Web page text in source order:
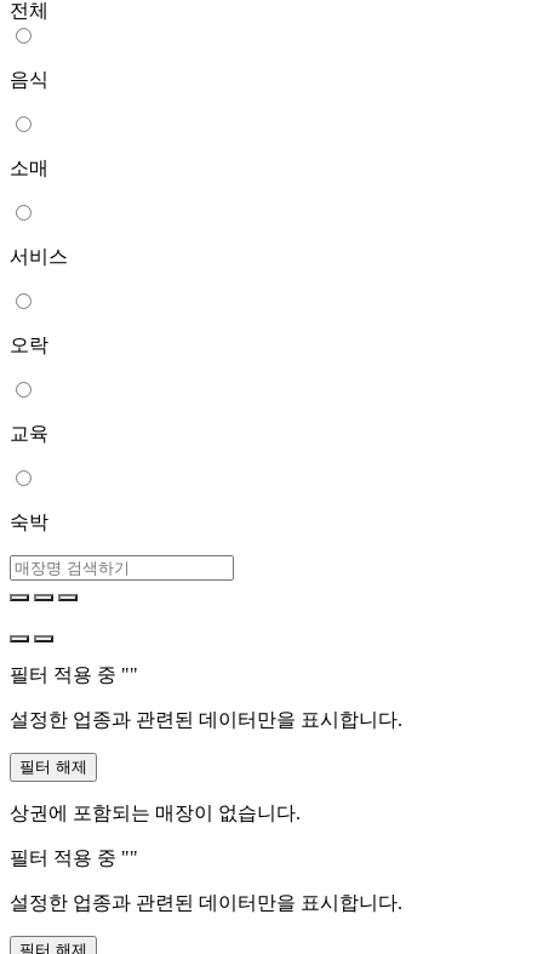
전체
음식
소매
서비스
오락
교육
숙박
필터 적용 중 ""
설정한 업종과 관련된 데이터만을 표시합니다.
필터 해제
상권에 포함되는 매장이 없습니다.
필터 적용 중 ""
설정한 업종과 관련된 데이터만을 표시합니다.
필터 해제